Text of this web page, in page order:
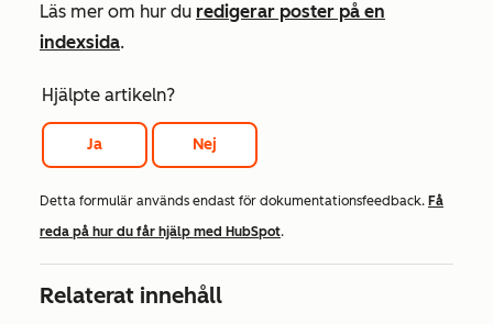
Läs mer om hur du redigerar poster på en
indexsida.
Hjälpte artikeln?
Ja Nej
Detta formulär används endast för dokumentationsfeedback. Få
reda på hur du får hjälp med HubSpot.
Relaterat innehåll